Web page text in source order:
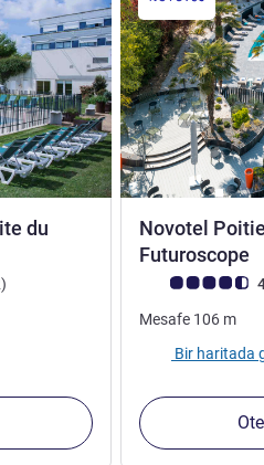
du
görüş
)
Novotel
Futuroscope
Avis müşterileri
Mesafe 106 m
Bir haritada